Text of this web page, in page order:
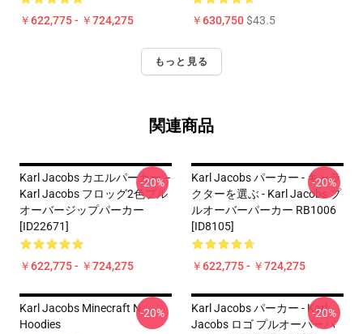
￥622,775 - ￥724,275 ￥630,750$43.5
もっと見る
関連商品
Karl Jacobs カエルパーカー –
Karl Jacobs フロッグ2色プル
オーバージップパーカー
[ID22671]
￥622,775 - ￥724,275
-20%
Karl Jacobs パーカー - キャラ
クターを選ぶ - Karl Jacobs プ
ルオーバーパーカー RB1006
[ID8105]
￥622,775 - ￥724,275
-20%
Karl Jacobs Minecraft N
Hoodies
-20%
Karl Jacobs パーカー - Karl
Jacobs ロゴ プルオーバーパ
-20%